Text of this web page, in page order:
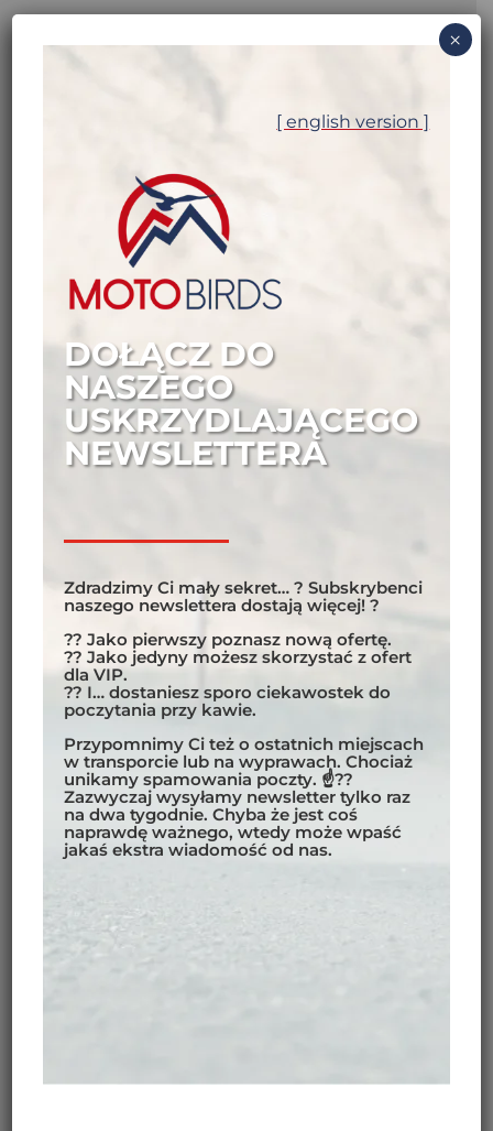
NEPAL I GÓRNY
MUSTANG 19 ->
29.10.2025
MOTOCYKL:
Motocykle dostępne na miejscu – Royal Enfield
Himalayan 411. Koszt wynajmu motocykla zawarty jest
w cenie.
powinieneś ją zrewidować! Wyprawa z MotoBirds
zabierze Cię do Górnego Mustangu, jednego z
najbardziej tajemniczych obszarów w Himalajach,
zwanego też “Zakazanym Królestwem”. Region tej
cały czas nie jest skażony przez turystykę masową.
Jest to wymarzony cel podróży nie tylko dla
motocyklistów, ale także dla miłośników kultury i
przyrody.
Podczas wyprawy pojedziemy do miejsc takich jak
Muktinath, przejdziemy przez najdłuższy wiszący
most na świecie w Kushmie, a także spróbujemy
Kora La (jeśli warunki polityczne na to pozwolą)!
W sercu Himalajów ta motocyklowa wyprawa
góry. Jednak chińskie wpływy szybko rosną,
[ english version ]
DOŁĄCZ DO
NASZEGO
USKRZYDLAJĄCEGO
NEWSLETTERA
Zdradzimy Ci mały sekret… ? Subskrybenci
naszego newslettera dostają więcej! ?
?? Jako pierwszy poznasz nową ofertę.
?? Jako jedyny możesz skorzystać z ofert
dla VIP.
?? I… dostaniesz sporo ciekawostek do
poczytania przy kawie.
Przypomnimy Ci też o ostatnich miejscach
w transporcie lub na wyprawach. Chociaż
unikamy spamowania poczty. ☝??
Zazwyczaj wysyłamy newsletter tylko raz
na dwa tygodnie. Chyba że jest coś
naprawdę ważnego, wtedy może wpaść
jakaś ekstra wiadomość od nas.
×